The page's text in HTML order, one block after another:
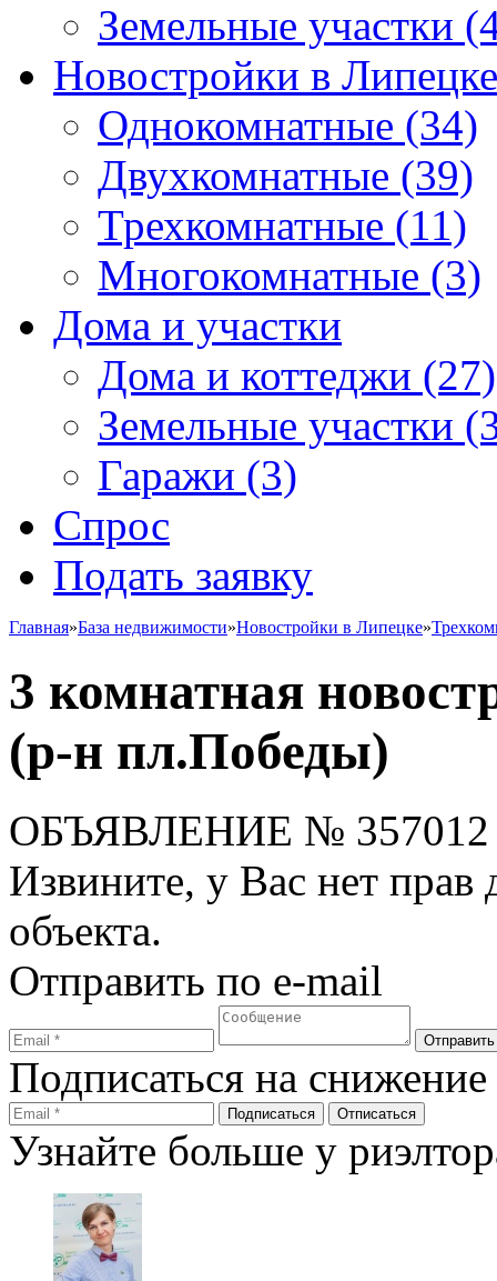
Земельные участки
Новостройки в Липецке
Однокомнатные (34)
Двухкомнатные (39)
Трехкомнатные (11)
Многокомнатные (3)
Дома и участки
Дома и коттеджи (27)
Земельные участки
Гаражи (3)
Спрос
Подать заявку
Главная»База недвижимости»Новостройки в Липецке»
3 комнатная
(р-н пл.Победы)
ОБЪЯВЛЕНИЕ № 357012
Извините, у Вас нет прав
объекта.
Отправить по e-mail
Подписаться на
Узнайте больше у